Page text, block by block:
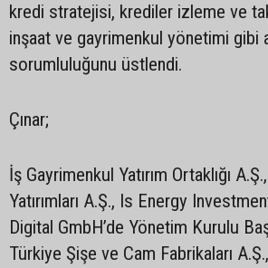
kredi stratejisi, krediler izleme ve
inşaat ve gayrimenkul yönetimi gibi
sorumluluğunu üstlendi.
Çınar;
İş Gayrimenkul Yatırım Ortaklığı
Yatırımları A.Ş., Is Energy
Digital GmbH’de Yönetim Kurulu
Türkiye Şişe ve Cam Fabrikaları